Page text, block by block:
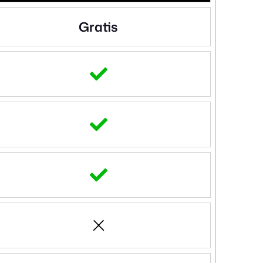
Gratis